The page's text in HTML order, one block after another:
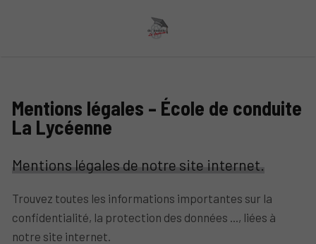
Mentions légales – École de conduite
La Lycéenne
Mentions légales de notre site internet.
Trouvez toutes les informations importantes sur la
confidentialité, la protection des données ..., liées à
notre site internet.